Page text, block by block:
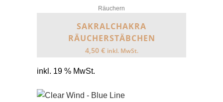
Räuchern
SAKRALCHAKRA
RÄUCHERSTÄBCHEN
4,50 € inkl. MwSt.
inkl. 19 % MwSt.